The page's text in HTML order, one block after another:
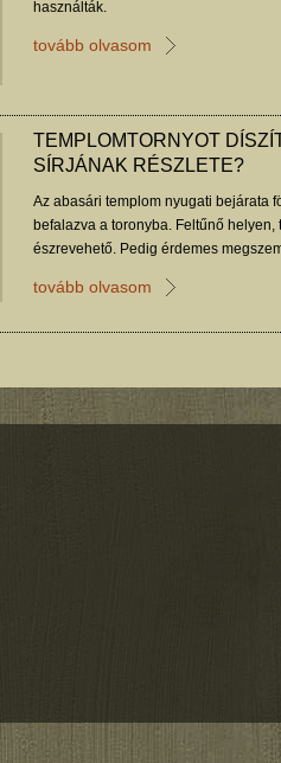
használták.
tovább olvasom
TEMPLOMTORNYOT
SÍRJÁNAK RÉSZLETE?
Az abasári templom nyugati bejárata
befalazva a toronyba. Feltűnő
észrevehető. Pedig érdemes
tovább olvasom